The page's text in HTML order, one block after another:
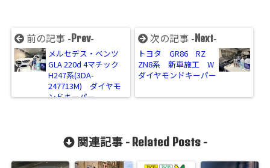
前の記事 - Prev-
メルセデス・ベンツ
GLA 220d 4マチック
H247系(3DA-
247713M) ダイヤモ
ンドキーパー
次の記事 - Next-
トヨタ GR86 RZ
ZN8系 新車施工 W
ダイヤモンドキーパー
関連記事 - Related Posts-